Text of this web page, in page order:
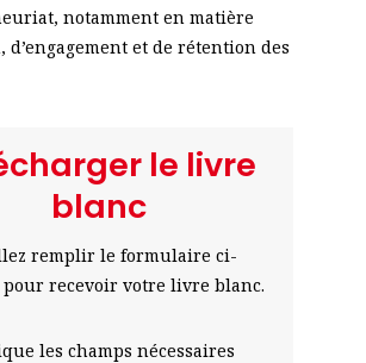
notamment en matière
d’engagement et de rétention des
le livre
blanc
remplir le formulaire ci-
pour recevoir votre livre blanc.
les champs nécessaires